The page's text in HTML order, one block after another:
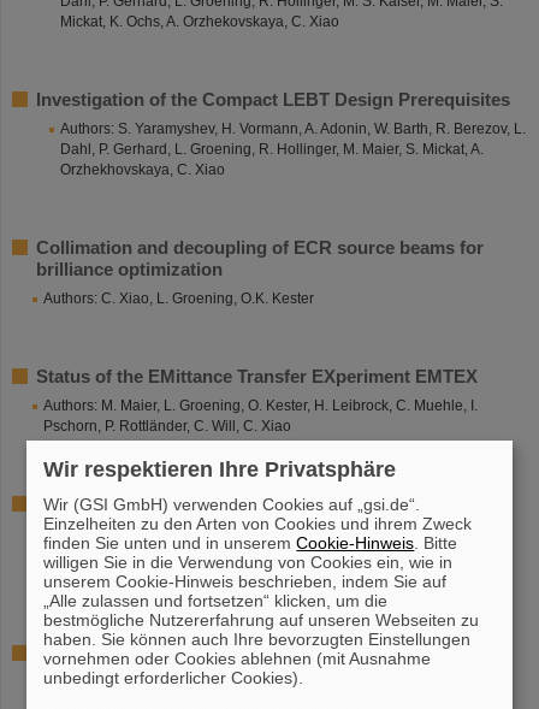
Mickat, K. Ochs, A. Orzhekovskaya, C. Xiao
Investigation of the Compact LEBT Design Prerequisites
Authors: S. Yaramyshev, H. Vormann, A. Adonin, W. Barth, R. Berezov, L.
Dahl, P. Gerhard, L. Groening, R. Hollinger, M. Maier, S. Mickat, A.
Orzhekhovskaya, C. Xiao
Collimation and decoupling of ECR source beams for
brilliance optimization
Authors: C. Xiao, L. Groening, O.K. Kester
Status of the EMittance Transfer EXperiment EMTEX
Authors: M. Maier, L. Groening, O. Kester, H. Leibrock, C. Muehle, I.
Pschorn, P. Rottländer, C. Will, C. Xiao
Upgrade preparation for the 1.4 MeV/u gas stripper
system for FAIR
Authors: E. Jäger, P. Scharrer, A. Yakushev, Ch. E. Düllmann, J.
Khuyagbaatar, J. Krier, K.P. Horn, L. Groening, M. Bevcic, W. Barth
Thermal Simulations of Thin Solid Carbon Foils for
Charge Stripping of High Current Uranium Ion Beams at
Wir respektieren Ihre Privatsphäre
Wir (GSI GmbH) verwenden Cookies auf „gsi.de“.
Einzelheiten zu den Arten von Cookies und ihrem Zweck
finden Sie unten und in unseremCookie-Hinweis . Bitte
willigen Sie in die Verwendung von Cookies ein, wie in
unserem Cookie-Hinweis beschrieben, indem Sie auf
„Alle zulassen und fortsetzen“ klicken, um die
bestmögliche Nutzererfahrung auf unseren Webseiten zu
haben. Sie können auch Ihre bevorzugten Einstellungen
vornehmen oder Cookies ablehnen (mit Ausnahme
unbedingt erforderlicher Cookies).